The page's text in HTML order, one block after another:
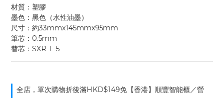
材質：塑膠
墨色：黑色（水性油墨）
尺寸：約33mmx145mmx95mm
筆芯：0.5mm
替芯：SXR-L-5
全店，單次購物折後滿HKD$149免【香港】順豐智能櫃／營